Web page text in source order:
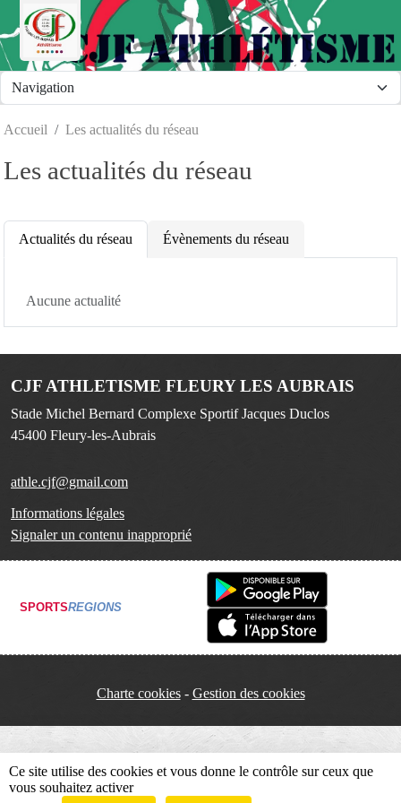
Accueil Les actualités du réseau
Les actualités du réseau
Actualités du réseau Évènements du réseau
Aucune actualité
CJF ATHLETISME FLEURY LES AUBRAIS
Stade Michel Bernard Complexe Sportif Jacques Duclos
45400 Fleury-les-Aubrais
athle.cjf@gmail.com
Informations légales
Signaler un contenu inapproprié
SPORTSREGIONS
Charte cookies Gestion des cookies
Panneau de gestion des cookies
Ce site utilise des cookies et vous donne le contrôle sur ceux que
vous souhaitez activer